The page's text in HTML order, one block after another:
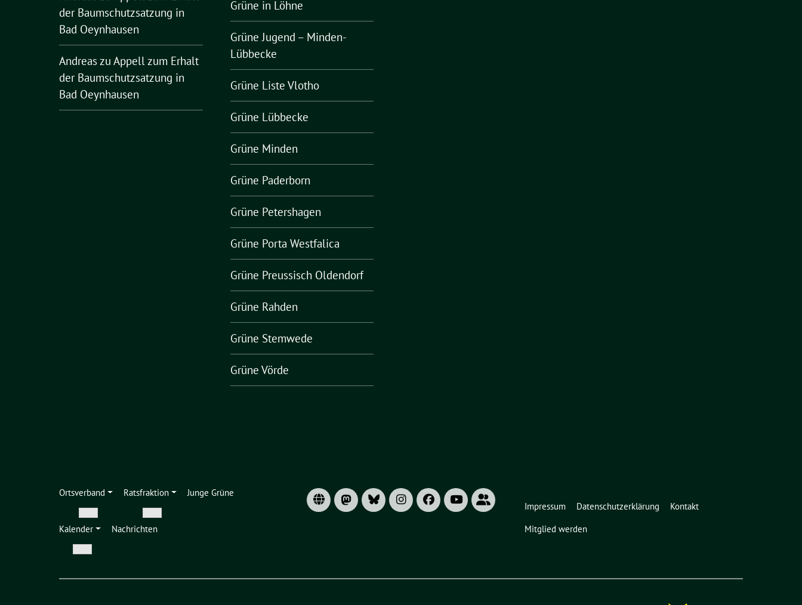
der Baumschutzsatzung in
Bad Oeynhausen
Andreas zu Appell zum Erhalt
der Baumschutzsatzung in
Bad Oeynhausen
Grüne in Löhne
Grüne Jugend – Minden-
Lübbecke
Grüne Liste Vlotho
Grüne Lübbecke
Grüne Minden
Grüne Paderborn
Grüne Petershagen
Grüne Porta Westfalica
Grüne Preussisch Oldendorf
Grüne Rahden
Grüne Stemwede
Grüne Vörde
Ortsverband
Zeige
Untermenü
Ratsfraktion
Zeige
Untermenü
Junge Grüne
Kalender
Zeige
Nachrichten
Impressum Datenschutzerklärung
Kontakt
Mitglied werden